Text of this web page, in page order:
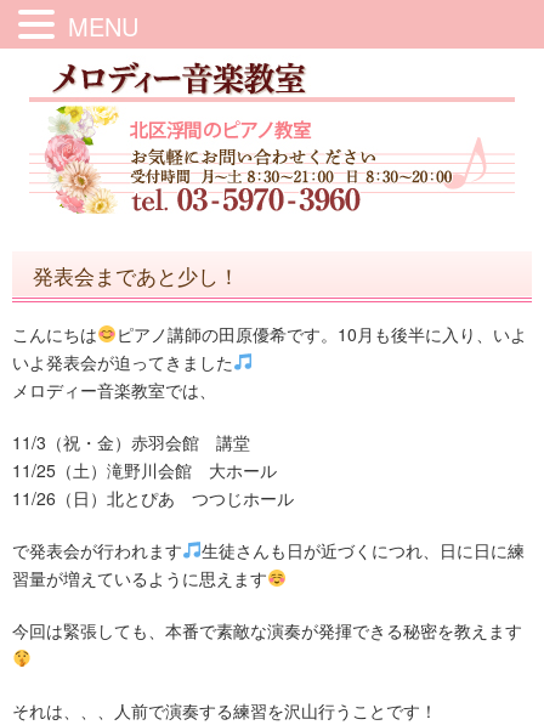
MENU
発表会まであと少し！
こんにちは
ピアノ講師の田原優希です。10月も後半に入り、いよ
いよ発表会が迫ってきました
メロディー音楽教室では、
11/3（祝・金）赤羽会館 講堂
11/25（土）滝野川会館 大ホール
11/26（日）北とぴあ つつじホール
で発表会が行われます
生徒さんも日が近づくにつれ、日に日に練
習量が増えているように思えます
今回は緊張しても、本番で素敵な演奏が発揮できる秘密を教えます
それは、、、人前で演奏する練習を沢山行うことです！